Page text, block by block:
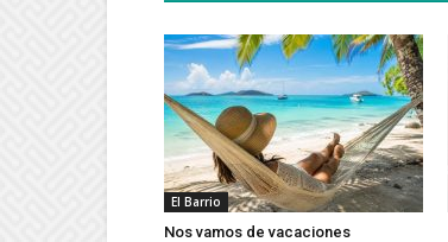
El Barrio
Nos vamos de vacaciones